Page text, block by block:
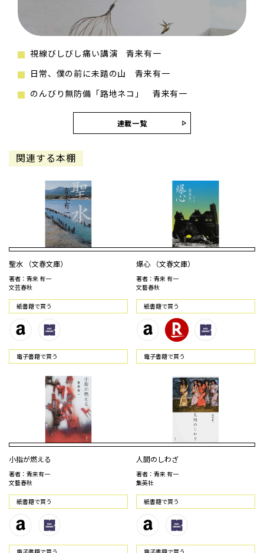
視線びしびし痛い講演 青来有一
日常、僕の前に未踏の山 青来有一
のんびり無防備「路地ネコ」 青来有一
連載一覧
関連する本棚
聖水 （文春文庫）
著者：青来 有一
文芸春秋
紙書籍で買う
電⼦書籍で買う
爆心 （文春文庫）
著者：青来 有一
文藝春秋
紙書籍で買う
電⼦書籍で買う
小指が燃える
著者：青来有一
文藝春秋
紙書籍で買う
人間のしわざ
著者：青来 有一
集英社
紙書籍で買う